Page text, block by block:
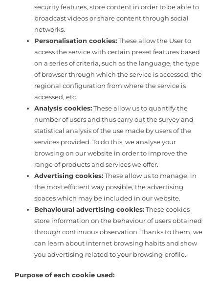
security features, store content in order to be able to
broadcast videos or share content through social
networks.
Personalisation cookies:These allow the User to
access the service with certain preset features based
on a series of criteria, such as the language, the type
of browser through which the service is accessed, the
regional configuration from where the service is
accessed, etc.
Analysis cookies:These allow us to quantify the
number of users and thus carry out the survey and
statistical analysis of the use made by users of the
services provided. To do this, we analyse your
browsing on our website in order to improve the
range of products and services we offer.
Advertising cookies:These allow us to manage, in
the most efficient way possible, the advertising
spaces which may be included in our website.
Behavioural advertising cookies:These cookies
store information on the behaviour of users obtained
through continuous observation. Thanks to them, we
can learn about internet browsing habits and show
you advertising related to your browsing profile.
Purpose of each cookie used: